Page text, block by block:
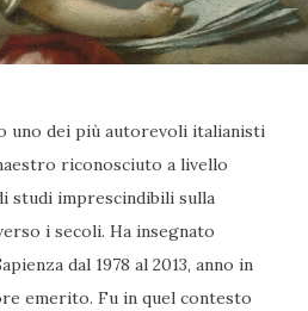
uno dei più autorevoli italianisti
riconosciuto a livello
studi imprescindibili sulla
i secoli. Ha insegnato
dal 1978 al 2013, anno in
emerito. Fu in quel contesto